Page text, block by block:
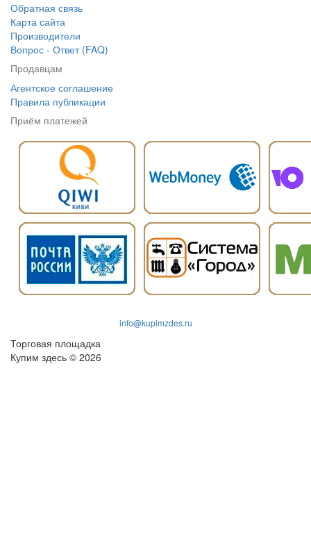
Обратная связь
Карта сайта
Производители
Вопрос - Ответ (FAQ)
Продавцам
Агентское соглашение
Правила публикации
Приём платежей
info@kupimzdes.ru
Торговая площадка
Купим здесь © 2026